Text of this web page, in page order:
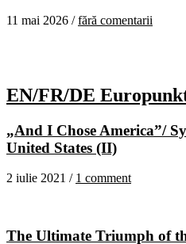
11 mai 2026 /fără comentarii
EN/FR/DE
„And I Chose America”/
United States (II)
2 iulie 2021 / 1 comment
The Ultimate Triumph of